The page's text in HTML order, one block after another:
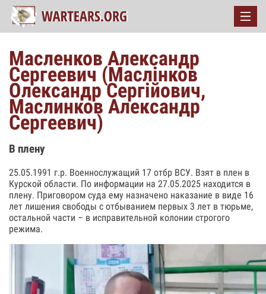
Масленков Александр
Сергеевич (Маслінков
Олександр Сергійович,
Маслинков Александр
Сергеевич)
В плену
25.05.1991 г.р. Военнослужащий 17 отбр ВСУ. Взят в плен в
Курской области. По информации на 27.05.2025 находится в
плену. Приговором суда ему назначено наказание в виде 16
лет лишения свободы с отбыванием первых 3 лет в тюрьме,
остальной части – в исправительной колонии строгого
режима.